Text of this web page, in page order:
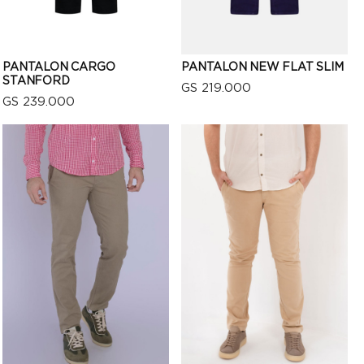
VISTA RÁPIDA
PANTALON CARGO
STANFORD
GS 239.000
VISTA RÁPIDA
PANTALON NEW FLAT SLIM
GS 219.000